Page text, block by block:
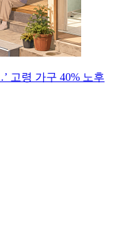
고령 가구 40% 노후